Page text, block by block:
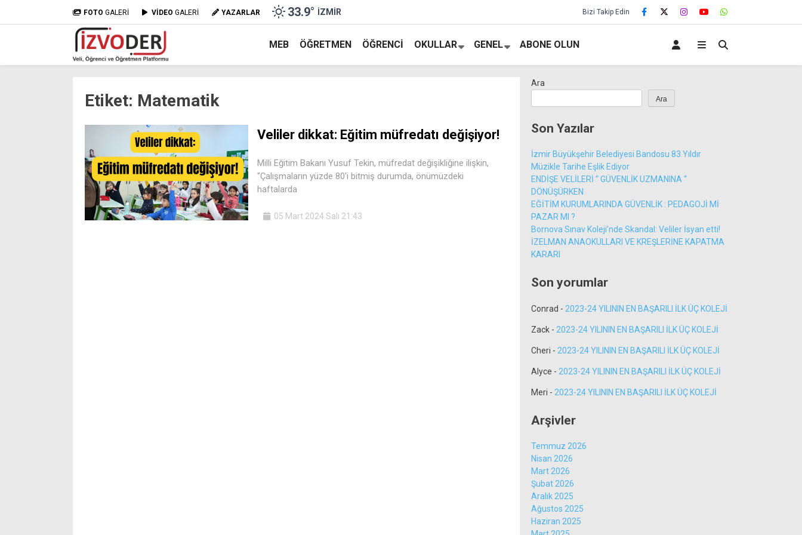
FOTO GALERİ VİDEO GALERİ YAZARLAR 33.9° İZMIR Bizi Takip Edin
MEB ÖĞRETMEN ÖĞRENCI OKULLAR GENEL ABONE OLUN
Etiket: Matematik
Veliler dikkat: Eğitim müfredatı değişiyor!
Milli Eğitim Bakanı Yusuf Tekin, müfredat değişikliğine ilişkin,
"Çalışmaların yüzde 80'i bitmiş durumda, önümüzdeki
haftalarda
05 Mart 2024 Salı 21:43
Ara
Ara
Son Yazılar
İzmir Büyükşehir Belediyesi Bandosu 83 Yıldır
Müzikle Tarihe Eşlik Ediyor
ENDİŞE VELİLERİ “ GÜVENLİK UZMANINA “
DÖNÜŞÜRKEN
EĞİTİM KURUMLARINDA GÜVENLİK : PEDAGOJİ Mİ
PAZAR MI ?
Bornova Sınav Koleji’nde Skandal: Veliler İsyan etti!
İZELMAN ANAOKULLARI VE KREŞLERİNE KAPATMA
KARARI
Son yorumlar
Conrad - 2023-24 YILININ EN BAŞARILI İLK ÜÇ KOLEJİ
Zack - 2023-24 YILININ EN BAŞARILI İLK ÜÇ KOLEJİ
Cheri - 2023-24 YILININ EN BAŞARILI İLK ÜÇ KOLEJİ
Alyce - 2023-24 YILININ EN BAŞARILI İLK ÜÇ KOLEJİ
Meri - 2023-24 YILININ EN BAŞARILI İLK ÜÇ KOLEJİ
Arşivler
Temmuz 2026
Nisan 2026
Mart 2026
Şubat 2026
Aralık 2025
Ağustos 2025
Haziran 2025